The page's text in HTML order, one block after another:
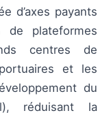
d’axes payants
plateformes
centres de
et les
du
réduisant la